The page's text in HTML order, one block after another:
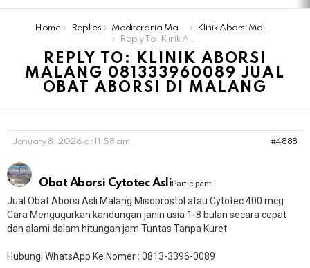
You are here:
Home Replies Mediterania Marina Residences
Klinik Aborsi Malang 081333960089 Jual Obat Aborsi Di Malang
Reply To: Klinik Aborsi Malang 081333960089 Jual Obat Aborsi Di Malang
REPLY TO: KLINIK ABORSI
MALANG 081333960089 JUAL
OBAT ABORSI DI MALANG
January 8, 2026 at 11:58 am #4888
Obat Aborsi Cytotec AsliParticipant
Jual Obat Aborsi Asli Malang Misoprostol atau Cytotec 400 mcg
Cara Mengugurkan kandungan janin usia 1-8 bulan secara cepat
dan alami dalam hitungan jam Tuntas Tanpa Kuret
Hubungi WhatsApp Ke Nomer : 0813-3396-0089​